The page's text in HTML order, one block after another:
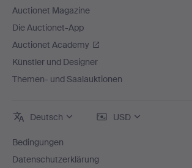
Auctionet Magazine
Die Auctionet-App
Auctionet Academy
Künstler und Designer
Themen- und Saalauktionen
Deutsch USD
Bedingungen
Datenschutzerklärung